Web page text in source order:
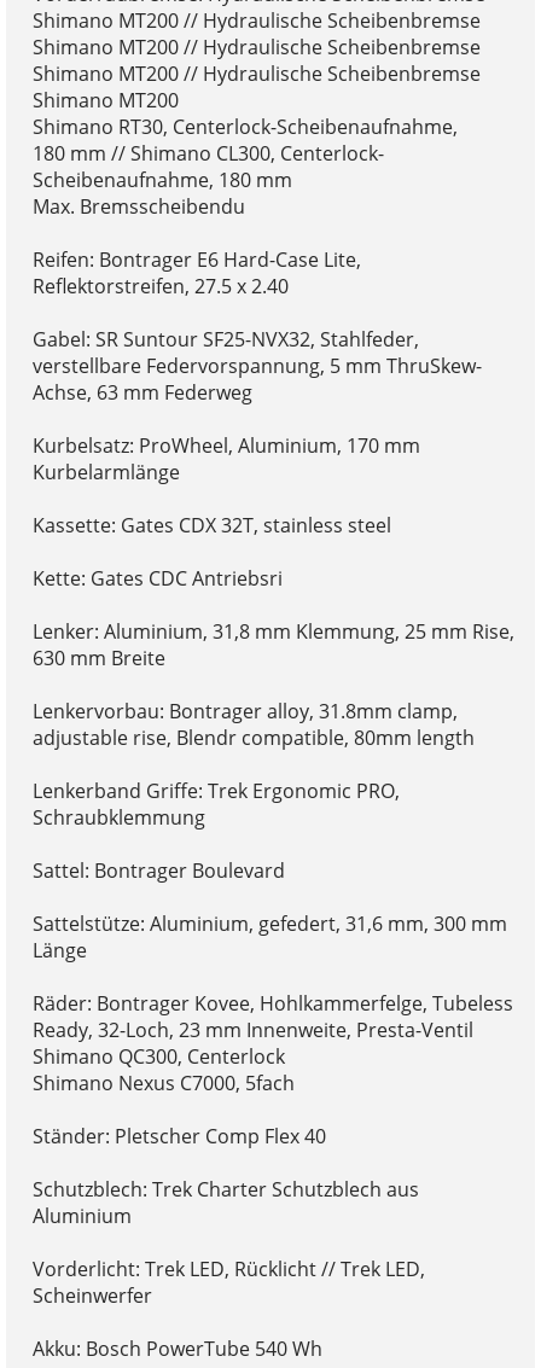
Shimano MT200 // Hydraulische Scheibenbremse
Shimano MT200 // Hydraulische Scheibenbremse
Shimano MT200 // Hydraulische Scheibenbremse
Shimano MT200
Shimano RT30, Centerlock-Scheibenaufnahme,
180 mm // Shimano CL300, Centerlock-
Scheibenaufnahme, 180 mm
Max. Bremsscheibendu
Reifen: Bontrager E6 Hard-Case Lite,
Reflektorstreifen, 27.5 x 2.40
Gabel: SR Suntour SF25-NVX32, Stahlfeder,
verstellbare Federvorspannung, 5 mm ThruSkew-
Achse, 63 mm Federweg
Kurbelsatz: ProWheel, Aluminium, 170 mm
Kurbelarmlänge
Kassette: Gates CDX 32T, stainless steel
Kette: Gates CDC Antriebsri
Lenker: Aluminium, 31,8 mm Klemmung, 25 mm Rise,
630 mm Breite
Lenkervorbau: Bontrager alloy, 31.8mm clamp,
adjustable rise, Blendr compatible, 80mm length
Lenkerband Griffe: Trek Ergonomic PRO,
Schraubklemmung
Sattel: Bontrager Boulevard
Sattelstütze: Aluminium, gefedert, 31,6 mm, 300 mm
Länge
Räder: Bontrager Kovee, Hohlkammerfelge, Tubeless
Ready, 32-Loch, 23 mm Innenweite, Presta-Ventil
Shimano QC300, Centerlock
Shimano Nexus C7000, 5fach
Ständer: Pletscher Comp Flex 40
Schutzblech: Trek Charter Schutzblech aus
Aluminium
Vorderlicht: Trek LED, Rücklicht // Trek LED,
Scheinwerfer
Akku: Bosch PowerTube 540 Wh